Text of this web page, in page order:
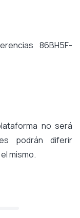
86BH5F-
no será
podrán diferir
mismo.